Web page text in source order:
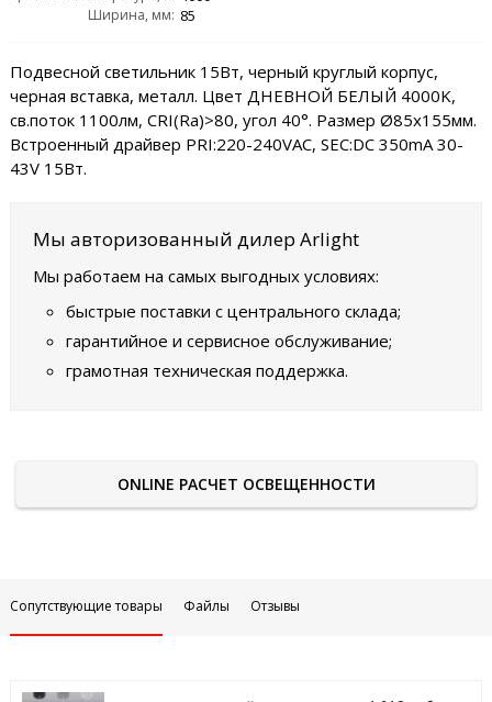
Ширина, мм: 85
Подвесной светильник 15Вт, черный круглый корпус,
черная вставка, металл. Цвет ДНЕВНОЙ БЕЛЫЙ 4000K,
св.поток 1100лм, CRI(Ra)>80, угол 40°. Размер Ø85x155мм.
Встроенный драйвер PRI:220-240VAC, SEC:DC 350mA 30-
43V 15Вт.
Мы авторизованный дилер Arlight
Мы работаем на самых выгодных условиях:
быстрые поставки с центрального склада;
гарантийное и сервисное обслуживание;
грамотная техническая поддержка.
ONLINE РАСЧЕТ ОСВЕЩЕННОСТИ
Сопутствующие товары Файлы Отзывы